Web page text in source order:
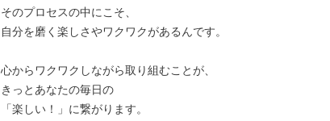
そのプロセスの中にこそ、
自分を磨く楽しさやワクワクがあるんです。
心からワクワクしながら取り組むことが、
きっとあなたの毎日の
「楽しい！」に繋がります。